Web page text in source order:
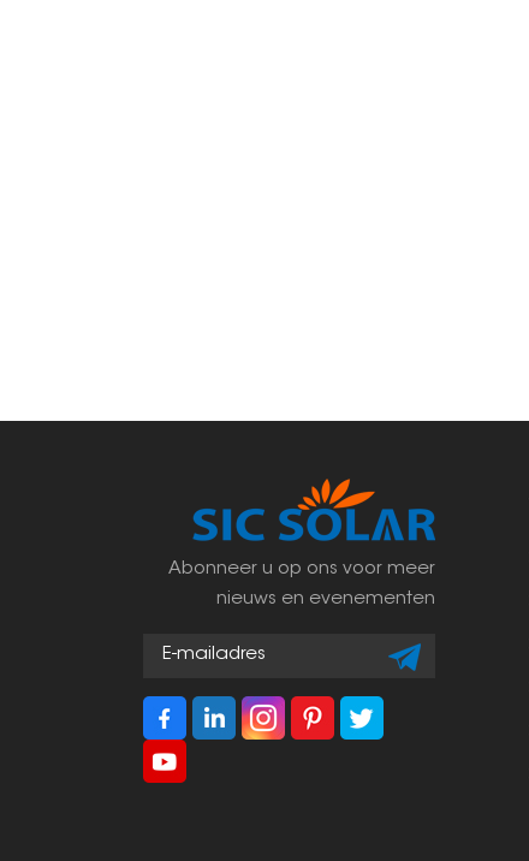
Abonneer u op ons voor meer
nieuws en evenementen